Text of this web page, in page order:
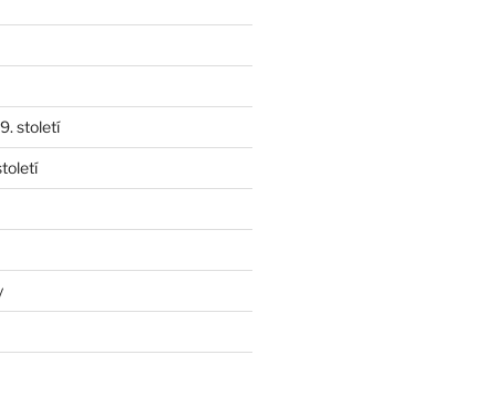
století